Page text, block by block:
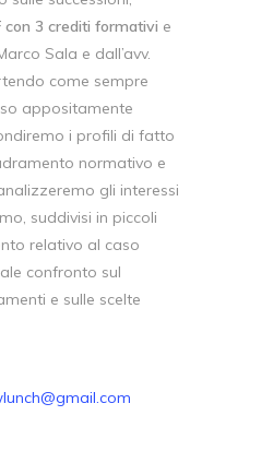
con 3 crediti formativi e
Sala e dall’avv.
come sempre
appositamente
i profili di fatto
normativo e
gli interessi
suddivisi in piccoli
relativo al caso
confronto sul
e sulle scelte